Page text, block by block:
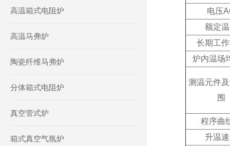
高温箱式电阻炉
高温马弗炉
陶瓷纤维马弗炉
分体箱式电阻炉
真空管式炉
箱式真空气氛炉
电压
额定
长期工
炉内温场
测温元件
围
程序曲
升温